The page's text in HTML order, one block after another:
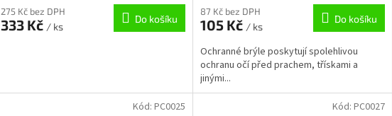
275 Kč bez DPH
333 Kč / ks
Do košíku
87 Kč bez DPH
105 Kč / ks
Do košíku
Ochranné brýle poskytují spolehlivou
ochranu očí před prachem, třískami a
jinými...
Kód: PC0025 Kód: PC0027